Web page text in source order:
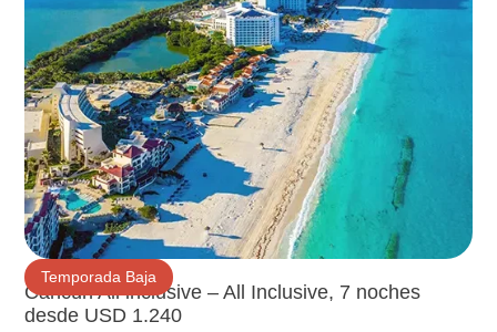
Temporada Baja
Cancún All inclusive – All Inclusive, 7 noches
desde USD 1.240